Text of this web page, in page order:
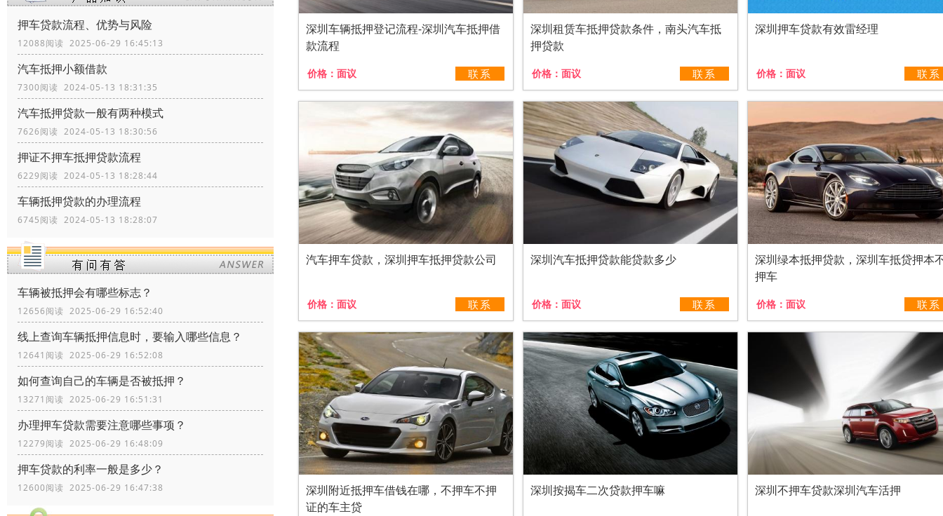
押车贷款流程、优势与风险
12088阅读 2025-06-29 16:45:13
汽车抵押小额借款
7300阅读 2024-05-13 18:31:35
汽车抵押贷款一般有两种模式
7626阅读 2024-05-13 18:30:56
押证不押车抵押贷款流程
6229阅读 2024-05-13 18:28:44
车辆抵押贷款的办理流程
6745阅读 2024-05-13 18:28:07
车辆被抵押会有哪些标志？
12656阅读 2025-06-29 16:52:40
线上查询车辆抵押信息时，要输入哪些信息？
12641阅读 2025-06-29 16:52:08
如何查询自己的车辆是否被抵押？
13271阅读 2025-06-29 16:51:31
办理押车贷款需要注意哪些事项？
12279阅读 2025-06-29 16:48:09
押车贷款的利率一般是多少？
12600阅读 2025-06-29 16:47:38
深圳车辆抵押登记流程-深圳汽车抵押借
款流程
价格： 面议 联系
深圳租赁车抵押贷款条件，南头汽车抵
押贷款
价格： 面议 联系
深圳押车贷款有效雷经理
价格： 面议 联系
汽车押车贷款，深圳押车抵押贷款公司
价格： 面议 联系
深圳汽车抵押贷款能贷款多少
价格： 面议 联系
深圳绿本抵押贷款，深圳车抵贷押本
押车
价格： 面议 联系
深圳附近抵押车借钱在哪，不押车不押
证的车主贷
深圳按揭车二次贷款押车嘛 深圳不押车贷款深圳汽车活押